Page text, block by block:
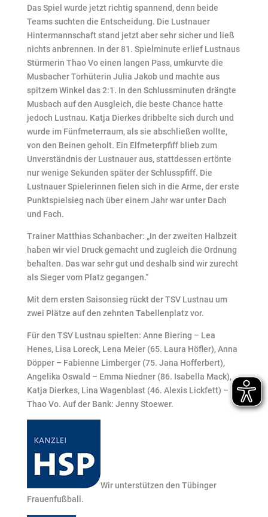
Das Spiel wurde jetzt richtig spannend, denn beide
Teams suchten die Entscheidung. Die Lustnauer
Hintermannschaft stand jetzt aber sehr sicher und ließ
nichts anbrennen. In der 81. Spielminute erlief Lustnaus
Stürmerin Thao Vo einen langen Pass, umkurvte die
Musbacher Torhüterin Julia Jakob und machte aus
spitzem Winkel das 2:1. In den Schlussminuten drängte
Musbach auf den Ausgleich, die beste Chance hatte
jedoch Lustnau. Katja Dierkes dribbelte sich durch und
wurde im Fünfmeterraum, als sie abschließen wollte,
von den Beinen geholt. Ein Elfmeterpfiff blieb zum
Unverständnis der Lustnauer aus, stattdessen ertönte
nur wenige Sekunden später der Schlusspfiff. Die
Lustnauer Spielerinnen fielen sich in die Arme, der erste
Punktspielsieg nach über einem Jahr war unter Dach
und Fach.
Trainer Matthias Schanbacher: „In der zweiten Halbzeit
haben wir viel Druck gemacht und zugleich die Ordnung
behalten. Das war sehr gut und deshalb sind wir zurecht
als Sieger vom Platz gegangen.“
Mit dem ersten Saisonsieg rückt der TSV Lustnau um
zwei Plätze auf den zehnten Tabellenplatz vor.
Für den TSV Lustnau spielten: Anne Biering – Lea
Henes, Lisa Loreck, Lena Meier (65. Laura Höfler), Anna
Döpper – Fabienne Limberger (75. Jana Hofferbert),
Angelika Oswald – Emma Niedner (86. Isabella Mack),
Katja Dierkes, Lina Wagenblast (46. Alexis Lickfett) –
Thao Vo. Auf der Bank: Jenny Stoewer.
Wir unterstützen den Tübinger
Frauenfußball.